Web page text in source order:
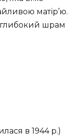
матір’ю.
шрам
в 1944 р.)